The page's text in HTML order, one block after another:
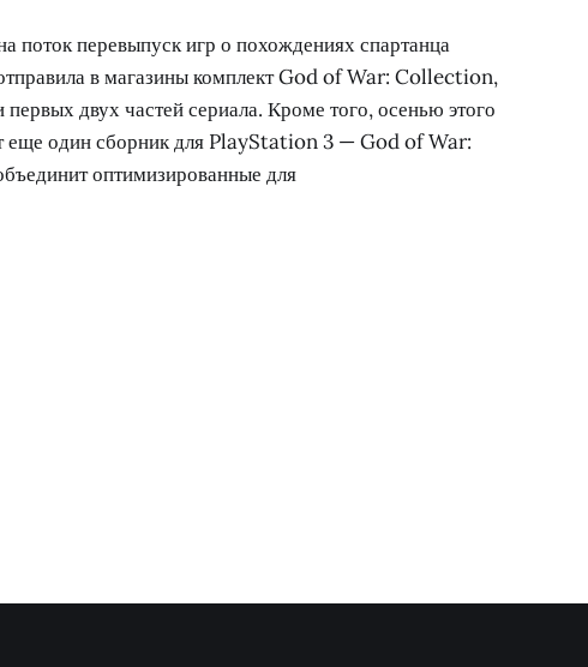
поток перевыпуск игр о похождениях спартанца
в магазины комплект God of War: Collection,
двух частей сериала. Кроме того, осенью этого
еще один сборник для PlayStation 3 — God of War:
оптимизированные для